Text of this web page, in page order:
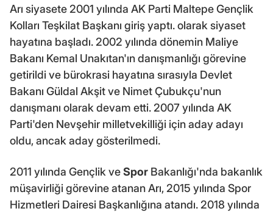
Arı siyasete 2001 yılında AK Parti Maltepe Gençlik
Kolları Teşkilat Başkanı giriş yaptı. olarak siyaset
hayatına başladı. 2002 yılında dönemin Maliye
Bakanı Kemal Unakıtan'ın danışmanlığı görevine
getirildi ve bürokrasi hayatına sırasıyla Devlet
Bakanı Güldal Akşit ve Nimet Çubukçu'nun
danışmanı olarak devam etti. 2007 yılında AK
Parti'den Nevşehir milletvekilliği için aday adayı
oldu, ancak aday gösterilmedi.
2011 yılında Gençlik veSpor Bakanlığı'nda bakanlık
müşavirliği görevine atanan Arı, 2015 yılında Spor
Hizmetleri Dairesi Başkanlığına atandı. 2018 yılında